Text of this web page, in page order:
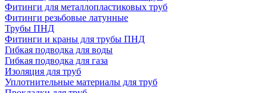
Фитинги для металлопластиковых труб
Фитинги резьбовые латунные
Трубы ПНД
Фитинги и краны для трубы ПНД
Гибкая подводка для воды
Гибкая подводка для газа
Изоляция для труб
Уплотнительные материалы для труб